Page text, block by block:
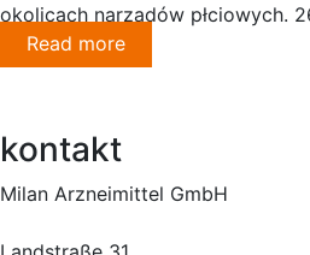
okolicach narządów płciowych.
Read more
kontakt
Milan Arzneimittel GmbH